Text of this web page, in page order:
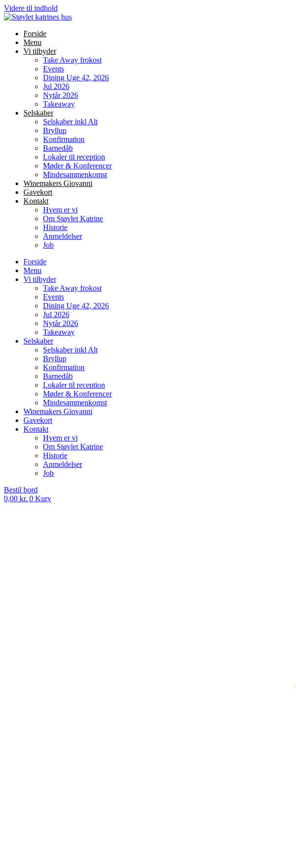
Videre til indhold
Forside
Menu
Vi tilbyder
Take Away frokost
Events
Dining Uge 42, 2026
Jul 2026
Nytår 2026
Takeaway
Selskaber
Selskaber inkl Alt
Bryllup
Konfirmation
Barnedåb
Lokaler til reception
Møder & Konferencer
Mindesammenkomst
Winemakers Giovanni
Gavekort
Kontakt
Hvem er vi
Om Støvlet Katrine
Historie
Anmeldelser
Job
Forside
Menu
Vi tilbyder
Take Away frokost
Events
Dining Uge 42, 2026
Jul 2026
Nytår 2026
Takeaway
Selskaber
Selskaber inkl Alt
Bryllup
Konfirmation
Barnedåb
Lokaler til reception
Møder & Konferencer
Mindesammenkomst
Winemakers Giovanni
Gavekort
Kontakt
Hvem er vi
Om Støvlet Katrine
Historie
Anmeldelser
Job
Bestil bord
0,00 kr. 0 Kurv